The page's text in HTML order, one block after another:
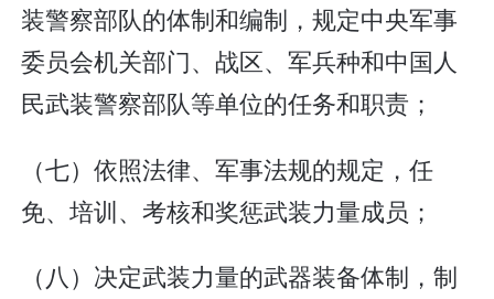
装警察部队的体制和编制，规定中央军事
委员会机关部门、战区、军兵种和中国人
民武装警察部队等单位的任务和职责；
（七）依照法律、军事法规的规定，任
免、培训、考核和奖惩武装力量成员；
（八）决定武装力量的武器装备体制，制